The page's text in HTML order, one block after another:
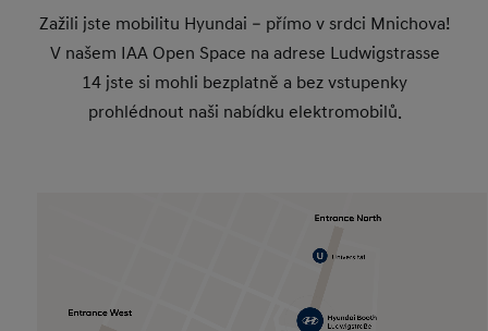
Zažili jste mobilitu Hyundai – přímo v srdci Mnichova!
V našem IAA Open Space na adrese Ludwigstrasse
14 jste si mohli bezplatně a bez vstupenky
prohlédnout naši nabídku elektromobilů.